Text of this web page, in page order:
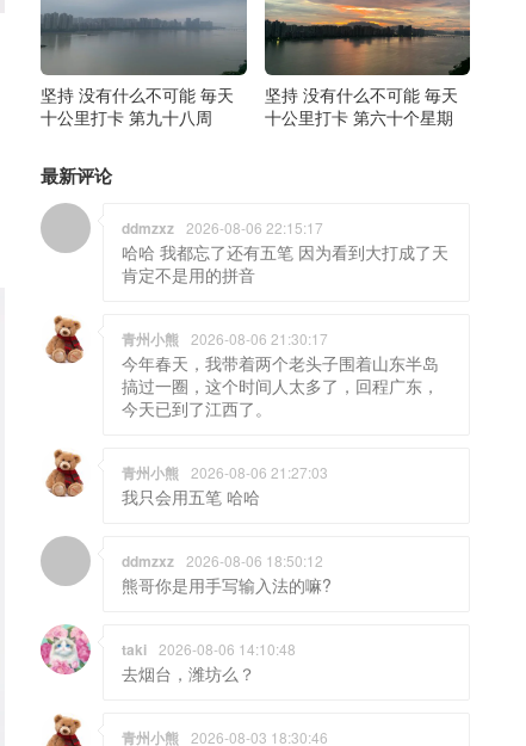
坚持 没有什么不可能 毎天
十公里打卡 第九十八周
坚持 没有什么不可能 毎天
十公里打卡 第六十个星期
最新评论
ddmzxz 2026-08-06 22:15:17
哈哈 我都忘了还有五笔 因为看到大打成了天
肯定不是用的拼音
青州小熊 2026-08-06 21:30:17
今年春天，我带着两个老头子围着山东半岛
搞过一圈，这个时间人太多了，回程广东，
今天已到了江西了。
青州小熊 2026-08-06 21:27:03
我只会用五笔 哈哈
ddmzxz 2026-08-06 18:50:12
熊哥你是用手写输入法的嘛?
taki 2026-08-06 14:10:48
去烟台，潍坊么？
青州小熊 2026-08-03 18:30:46